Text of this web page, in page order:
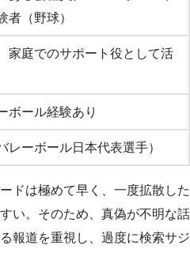
者（野球）
家庭でのサポート役として活
ボール経験あり
レーボール日本代表選手）
ドは極めて早く、一度拡散した
い。そのため、真偽が不明な話
報道を重視し、過度に検索サジ